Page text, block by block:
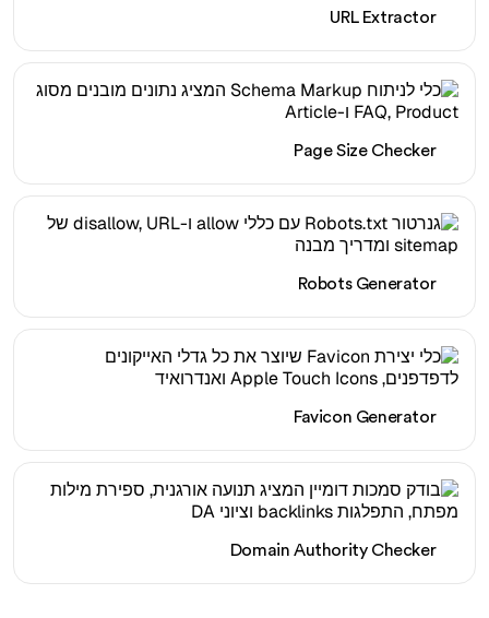
URL Extractor
Page Size Checker
Robots Generator
Favicon Generator
Domain Authority Checker